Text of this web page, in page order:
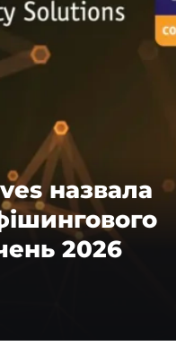
назвала
2026